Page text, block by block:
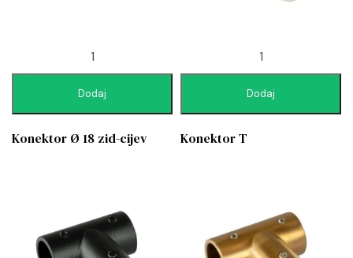
Dodaj
Konektor Ø 18 zid-cijev
Dodaj
Konektor T